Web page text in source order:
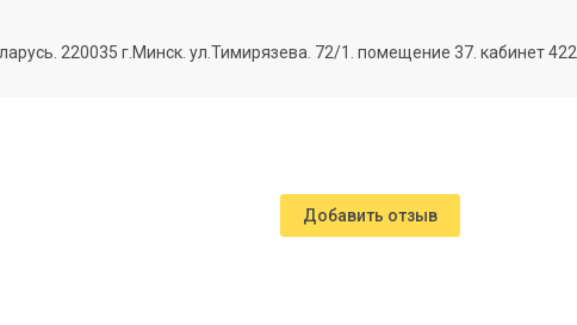
220035 г.Минск. ул.Тимирязева. 72/1. помещение 37. кабинет 422.
Добавить отзыв